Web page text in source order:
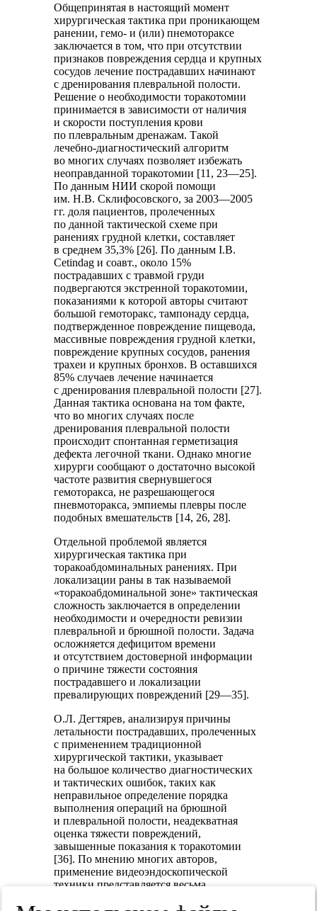
Общепринятая в настоящий момент
хирургическая тактика при проникающем
ранении, гемо- и (или) пнемотораксе
заключается в том, что при отсутствии
признаков повреждения сердца и крупных
сосудов лечение пострадавших начинают
с дренирования плевральной полости.
Решение о необходимости торакотомии
принимается в зависимости от наличия
и скорости поступления крови
по плевральным дренажам. Такой
лечебно-диагностический алгоритм
во многих случаях позволяет избежать
неоправданной торакотомии [11, 23—25].
По данным НИИ скорой помощи
им. Н.В. Склифосовского, за 2003—2005
гг. доля пациентов, пролеченных
по данной тактической схеме при
ранениях грудной клетки, составляет
в среднем 35,3% [26]. По данным I.B.
Cetindag и соавт., около 15%
пострадавших с травмой груди
подвергаются экстренной торакотомии,
показаниями к которой авторы считают
большой гемоторакс, тампонаду сердца,
подтвержденное повреждение пищевода,
массивные повреждения грудной клетки,
повреждение крупных сосудов, ранения
трахеи и крупных бронхов. В оставшихся
85% случаев лечение начинается
с дренирования плевральной полости [27].
Данная тактика основана на том факте,
что во многих случаях после
дренирования плевральной полости
происходит спонтанная герметизация
дефекта легочной ткани. Однако многие
хирурги сообщают о достаточно высокой
частоте развития свернувшегося
гемоторакса, не разрешающегося
пневмоторакса, эмпиемы плевры после
подобных вмешательств [14, 26, 28].
Отдельной проблемой является
хирургическая тактика при
торакоабдоминальных ранениях. При
локализации раны в так называемой
«торакоабдоминальной зоне» тактическая
сложность заключается в определении
необходимости и очередности ревизии
плевральной и брюшной полости. Задача
осложняется дефицитом времени
и отсутствием достоверной информации
о причине тяжести состояния
пострадавшего и локализации
превалирующих повреждений [29—35].
О.Л. Дегтярев, анализируя причины
летальности пострадавших, пролеченных
с применением традиционной
хирургической тактики, указывает
на большое количество диагностических
и тактических ошибок, таких как
неправильное определение порядка
выполнения операций на брюшной
и плевральной полости, неадекватная
оценка тяжести повреждений,
завышенные показания к торакотомии
[36]. По мнению многих авторов,
применение видеоэндоскопической
техники представляется весьма